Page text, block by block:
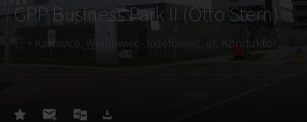
GPP Business Park II (Otto Stern)
Katowice, Wełnowiec-Józefowiec, ul. Konduktorska 35